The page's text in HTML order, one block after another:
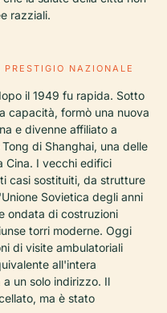
razziali.
NAZIONALE
il 1949 fu rapida. Sotto
capacità, formò una nuova
e divenne affiliato a
di Shanghai, una delle
Cina. I vecchi edifici
casi sostituiti, da strutture
Sovietica degli anni
ondata di costruzioni
torri moderne. Oggi
di visite ambulatoriali
all'intera
un solo indirizzo. Il
ma è stato